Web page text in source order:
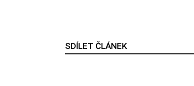
SDÍLET ČLÁNEK